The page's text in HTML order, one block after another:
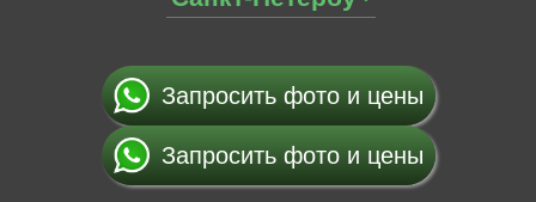
Запросить фото и цены
Запросить фото и цены